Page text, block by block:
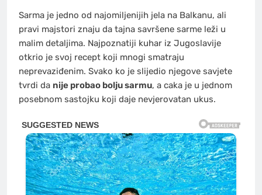
Sarma je jedno od najomiljenijih jela na Balkanu, ali
pravi majstori znaju da tajna savršene sarme leži u
malim detaljima. Najpoznatiji kuhar iz Jugoslavije
otkrio je svoj recept koji mnogi smatraju
neprevaziđenim. Svako ko je slijedio njegove savjete
tvrdi da nije probao bolju sarmu, a caka je u jednom
posebnom sastojku koji daje nevjerovatan ukus.